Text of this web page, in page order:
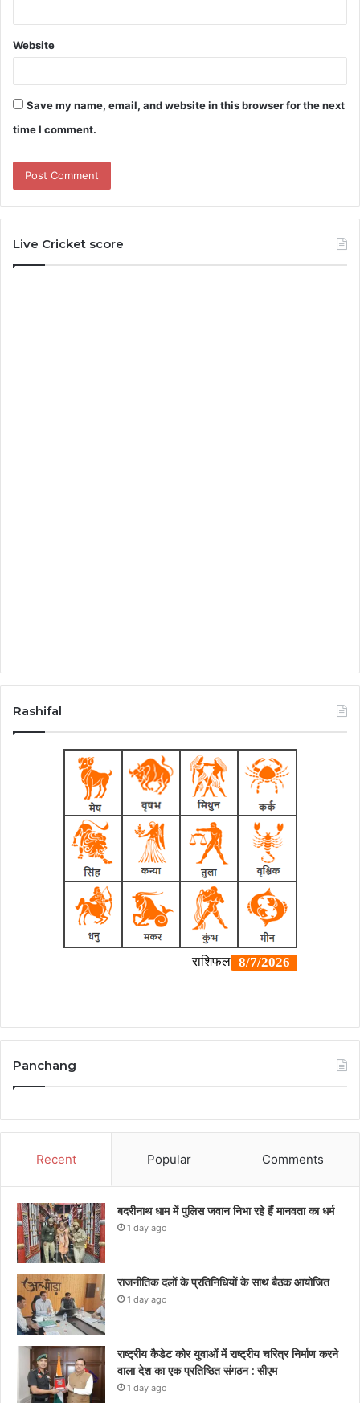
Website
Save my name, email, and website in this browser for the next
time I comment.
Live Cricket score
Rashifal
Panchang
Recent Popular Comments
बदरीनाथ धाम में पुलिस जवान निभा रहे हैं मानवता का धर्म
1 day ago
राजनीतिक दलों के प्रतिनिधियों के साथ बैठक आयोजित
1 day ago
राष्ट्रीय कैडेट कोर युवाओं में राष्ट्रीय चरित्र निर्माण करने
वाला देश का एक प्रतिष्ठित संगठन : सीएम
1 day ago